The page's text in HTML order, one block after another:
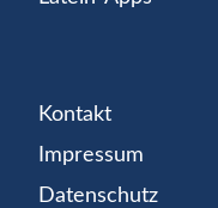
Kontakt
Impressum
Datenschutz